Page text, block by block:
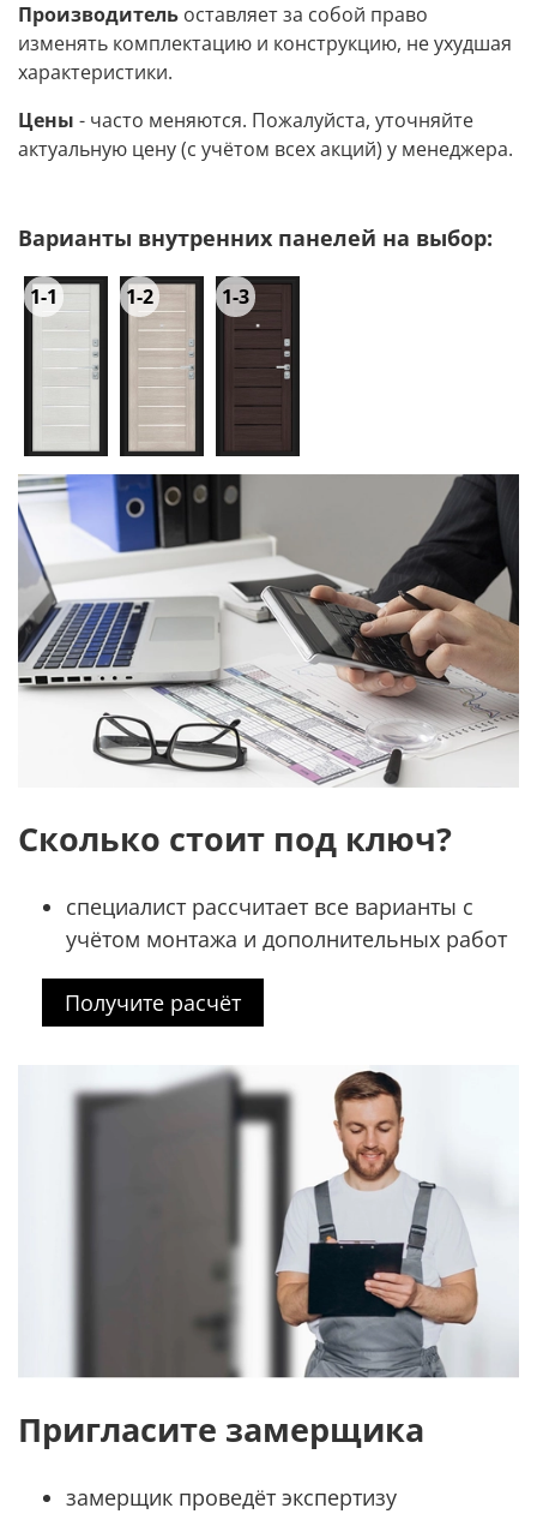
Производитель оставляет за собой право
изменять комплектацию и конструкцию, не ухудшая
характеристики.
Цены - часто меняются. Пожалуйста, уточняйте
актуальную цену (с учётом всех акций) у менеджера.
Варианты внутренних панелей на выбор:
1-1 1-2 1-3
Сколько стоит под ключ?
специалист рассчитает все варианты с
учётом монтажа и дополнительных работ
Получите расчёт
Пригласите замерщика
замерщик проведёт экспертизу